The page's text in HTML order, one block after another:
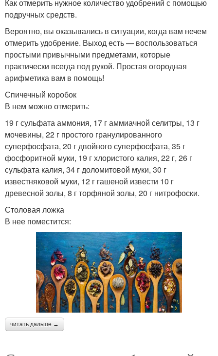
Как отмерить нужное количество удобрений с помощью
подручных средств.
Вероятно, вы оказывались в ситуации, когда вам нечем
отмерить удобрение. Выход есть — воспользоваться
простыми привычными предметами, которые
практически всегда под рукой. Простая огородная
арифметика вам в помощь!
Спичечный коробок
В нем можно отмерить:
19 г сульфата аммония, 17 г аммиачной селитры, 13 г
мочевины, 22 г простого гранулированного
суперфосфата, 20 г двойного суперфосфата, 35 г
фосфоритной муки, 19 г хлористого калия, 22 г, 26 г
сульфата калия, 34 г доломитовой муки, 30 г
известняковой муки, 12 г гашеной извести 10 г
древесной золы, 8 г торфяной золы, 20 г нитрофоски.
Столовая ложка
В нее поместится:
читать дальше →